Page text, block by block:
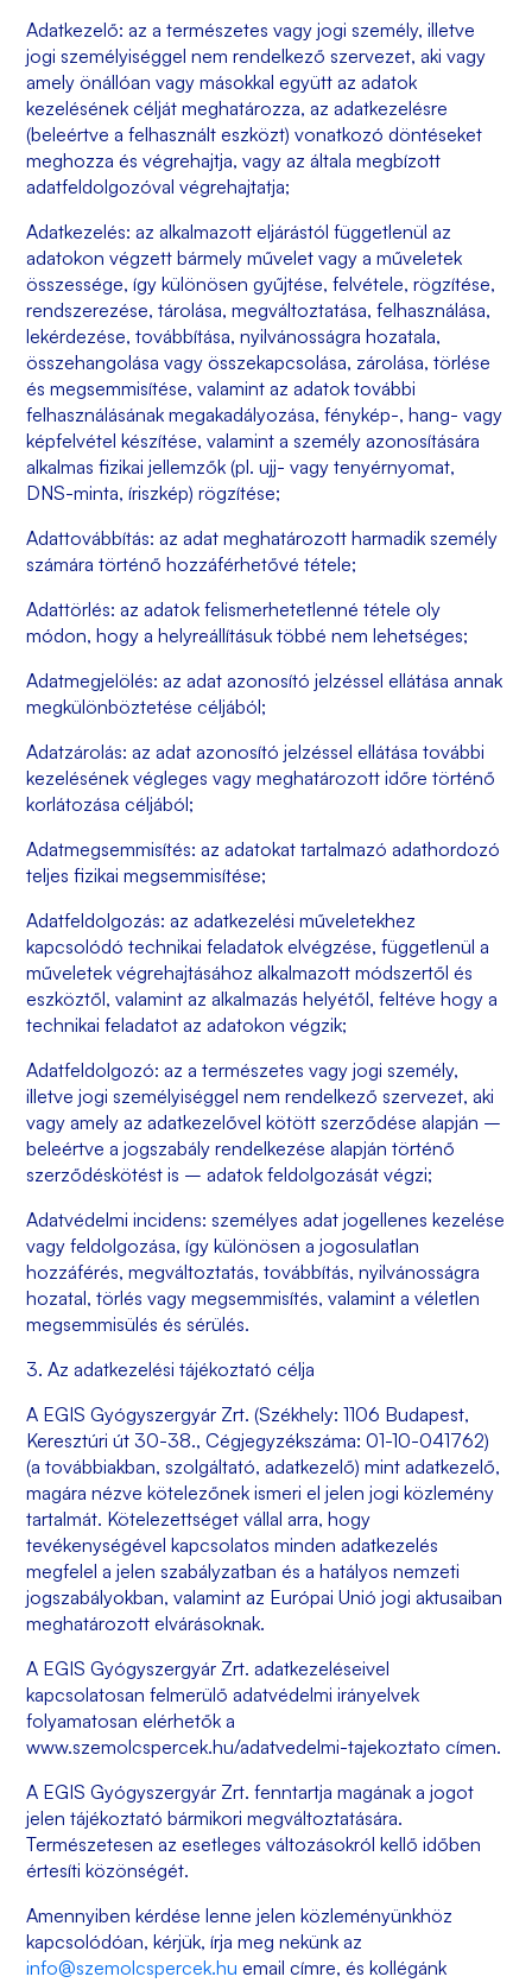
Adatkezelő: az a természetes vagy jogi személy, illetve
jogi személyiséggel nem rendelkező szervezet, aki vagy
amely önállóan vagy másokkal együtt az adatok
kezelésének célját meghatározza, az adatkezelésre
(beleértve a felhasznált eszközt) vonatkozó döntéseket
meghozza és végrehajtja, vagy az általa megbízott
adatfeldolgozóval végrehajtatja;
Adatkezelés: az alkalmazott eljárástól függetlenül az
adatokon végzett bármely művelet vagy a műveletek
összessége, így különösen gyűjtése, felvétele, rögzítése,
rendszerezése, tárolása, megváltoztatása, felhasználása,
lekérdezése, továbbítása, nyilvánosságra hozatala,
összehangolása vagy összekapcsolása, zárolása, törlése
és megsemmisítése, valamint az adatok további
felhasználásának megakadályozása, fénykép-, hang- vagy
képfelvétel készítése, valamint a személy azonosítására
alkalmas fizikai jellemzők (pl. ujj- vagy tenyérnyomat,
DNS-minta, íriszkép) rögzítése;
Adattovábbítás: az adat meghatározott harmadik személy
számára történő hozzáférhetővé tétele;
Adattörlés: az adatok felismerhetetlenné tétele oly
módon, hogy a helyreállításuk többé nem lehetséges;
Adatmegjelölés: az adat azonosító jelzéssel ellátása annak
megkülönböztetése céljából;
Adatzárolás: az adat azonosító jelzéssel ellátása további
kezelésének végleges vagy meghatározott időre történő
korlátozása céljából;
Adatmegsemmisítés: az adatokat tartalmazó adathordozó
teljes fizikai megsemmisítése;
Adatfeldolgozás: az adatkezelési műveletekhez
kapcsolódó technikai feladatok elvégzése, függetlenül a
műveletek végrehajtásához alkalmazott módszertől és
eszköztől, valamint az alkalmazás helyétől, feltéve hogy a
technikai feladatot az adatokon végzik;
Adatfeldolgozó: az a természetes vagy jogi személy,
illetve jogi személyiséggel nem rendelkező szervezet, aki
vagy amely az adatkezelővel kötött szerződése alapján –
beleértve a jogszabály rendelkezése alapján történő
szerződéskötést is – adatok feldolgozását végzi;
Adatvédelmi incidens: személyes adat jogellenes kezelése
vagy feldolgozása, így különösen a jogosulatlan
hozzáférés, megváltoztatás, továbbítás, nyilvánosságra
hozatal, törlés vagy megsemmisítés, valamint a véletlen
megsemmisülés és sérülés.
3. Az adatkezelési tájékoztató célja
A EGIS Gyógyszergyár Zrt. (Székhely: 1106 Budapest,
Keresztúri út 30-38., Cégjegyzékszáma: 01-10-041762)
(a továbbiakban, szolgáltató, adatkezelő) mint adatkezelő,
magára nézve kötelezőnek ismeri el jelen jogi közlemény
tartalmát. Kötelezettséget vállal arra, hogy
tevékenységével kapcsolatos minden adatkezelés
megfelel a jelen szabályzatban és a hatályos nemzeti
jogszabályokban, valamint az Európai Unió jogi aktusaiban
meghatározott elvárásoknak.
A EGIS Gyógyszergyár Zrt. adatkezeléseivel
kapcsolatosan felmerülő adatvédelmi irányelvek
folyamatosan elérhetők a
www.szemolcspercek.hu/adatvedelmi-tajekoztato címen.
A EGIS Gyógyszergyár Zrt. fenntartja magának a jogot
jelen tájékoztató bármikori megváltoztatására.
Természetesen az esetleges változásokról kellő időben
értesíti közönségét.
Amennyiben kérdése lenne jelen közleményünkhöz
kapcsolódóan, kérjük, írja meg nekünk az
info@szemolcspercek.hu email címre, és kollégánk